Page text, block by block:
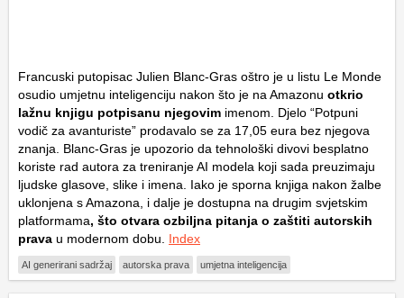
Francuski putopisac Julien Blanc-Gras oštro je u listu Le Monde
osudio umjetnu inteligenciju nakon što je na Amazonu otkrio
lažnu knjigu potpisanu njegovim imenom. Djelo “Potpuni
vodič za avanturiste” prodavalo se za 17,05 eura bez njegova
znanja. Blanc-Gras je upozorio da tehnološki divovi besplatno
koriste rad autora za treniranje AI modela koji sada preuzimaju
ljudske glasove, slike i imena. Iako je sporna knjiga nakon žalbe
uklonjena s Amazona, i dalje je dostupna na drugim svjetskim
platformama, što otvara ozbiljna pitanja o zaštiti autorskih
prava u modernom dobu. Index
AI generirani sadržaj autorska prava umjetna inteligencija